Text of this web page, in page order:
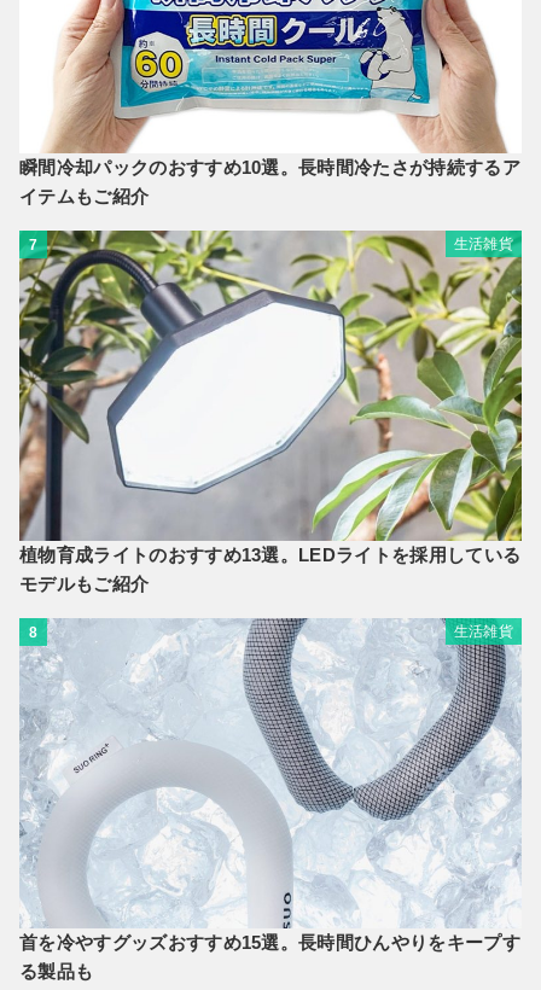
瞬間冷却パックのおすすめ10選。長時間冷たさが持続するア
イテムもご紹介
7 生活雑貨
植物育成ライトのおすすめ13選。LEDライトを採用している
モデルもご紹介
8 生活雑貨
首を冷やすグッズおすすめ15選。長時間ひんやりをキープす
る製品も